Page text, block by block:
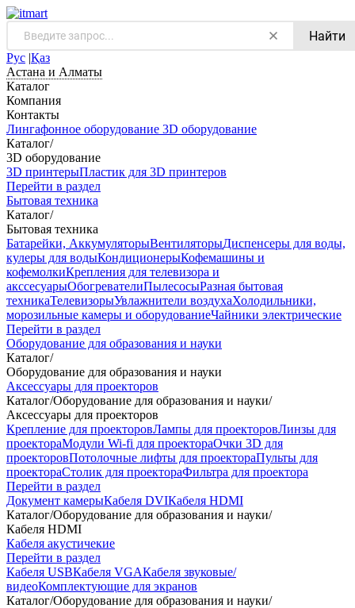
Найти
Рус |Қаз
Астана и Алматы
Каталог
Компания
Контакты
Лингафонное оборудование 3D оборудование
Каталог/
3D оборудование
3D принтерыПластик для 3D принтеров
Перейти в раздел
Бытовая техника
Каталог/
Бытовая техника
Батарейки, АккумуляторыВентиляторыДиспенсеры для воды,
кулеры для водыКондиционерыКофемашины и
кофемолкиКрепления для телевизора и
акссесуарыОбогревателиПылесосыРазная бытовая
техникаТелевизорыУвлажнители воздухаХолодильники,
морозильные камеры и оборудованиеЧайники электрические
Перейти в раздел
Оборудование для образования и науки
Каталог/
Оборудование для образования и науки
Аксессуары для проекторов
Каталог/Оборудование для образования и науки/
Аксессуары для проекторов
Крепление для проекторовЛампы для проекторовЛинзы для
проектораМодули Wi-fi для проектораОчки 3D для
проекторовПотолочные лифты для проектораПульты для
проектораСтолик для проектораФильтра для проектора
Перейти в раздел
Документ камерыКабеля DVIКабеля HDMI
Каталог/Оборудование для образования и науки/
Кабеля HDMI
Кабеля акустичекие
Перейти в раздел
Кабеля USBКабеля VGAКабеля звуковые/
видеоКомплектующие для экранов
Каталог/Оборудование для образования и науки/